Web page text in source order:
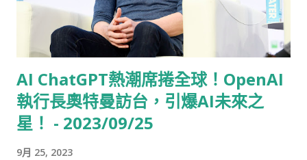
AI ChatGPT熱潮席捲全球！OpenAI
執行長奧特曼訪台，引爆AI未來之
星！ - 2023/09/25
9月 25, 2023